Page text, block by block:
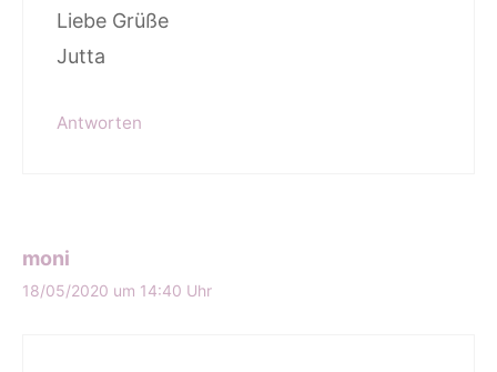
Liebe Grüße
Jutta
Antworten
moni
18/05/2020 um 14:40 Uhr